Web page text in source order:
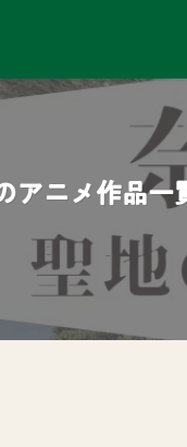
アニメ作品一